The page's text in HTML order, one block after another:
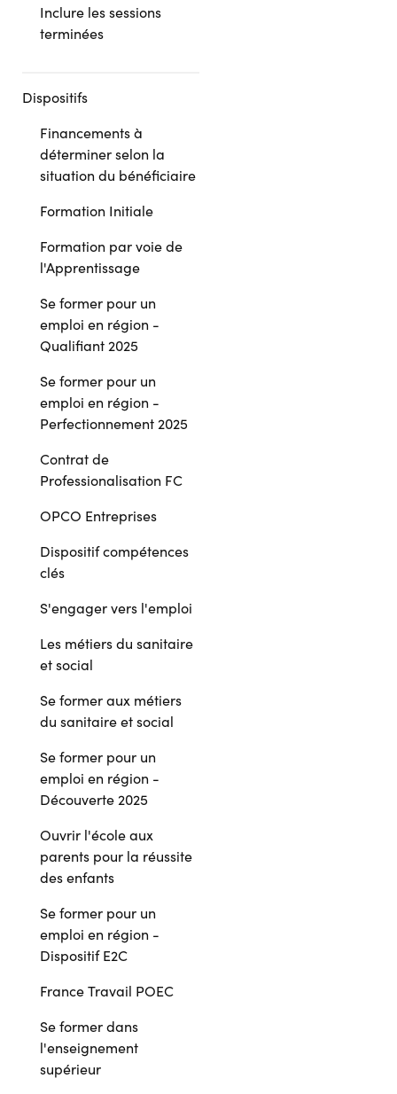
Inclure les sessions
terminées
Dispositifs
Financements à
déterminer selon la
situation du bénéficiaire
Formation Initiale
Formation par voie de
l'Apprentissage
Se former pour un
emploi en région -
Qualifiant 2025
Se former pour un
emploi en région -
Perfectionnement 2025
Contrat de
Professionalisation FC
OPCO Entreprises
Dispositif compétences
clés
S'engager vers l'emploi
Les métiers du sanitaire
et social
Se former aux métiers
du sanitaire et social
Se former pour un
emploi en région -
Découverte 2025
Ouvrir l'école aux
parents pour la réussite
des enfants
Se former pour un
emploi en région -
Dispositif E2C
France Travail POEC
Se former dans
l'enseignement
supérieur